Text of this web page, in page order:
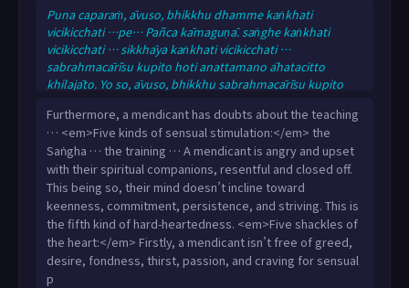
Puna caparaṁ, āvuso, bhikkhu dhamme kaṅkhati
vicikicchati …pe… Pañca kāmaguṇā. saṅghe kaṅkhati
vicikicchati … sikkhāya kaṅkhati vicikicchati …
sabrahmacārīsu kupito hoti anattamano āhatacitto
khilajāto. Yo so, āvuso, bhikkhu sabrahmacārīsu kupito
namati ātappāya anuyogāya sātaccāya padhānāya, yassa
cittaṁ na namati ātappāya anuyogāya sātaccāya
padhānāya, ayaṁ pañcamo cetokhilo. Pañca
cetasovinibandhā. Idhāvuso, bhikkhu kāmesu avītarāgo
hoti a
Furthermore, a mendicant has doubts about the teaching
… <em>Five kinds of sensual stimulation:</em> the
Saṅgha … the training … A mendicant is angry and upset
with their spiritual companions, resentful and closed off.
This being so, their mind doesn’t incline toward
keenness, commitment, persistence, and striving. This is
the fifth kind of hard-heartedness. <em>Five shackles of
the heart:</em> Firstly, a mendicant isn’t free of greed,
desire, fondness, thirst, passion, and craving for sensual
p